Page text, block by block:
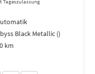
Tageszulassung
Black Metallic ()
km